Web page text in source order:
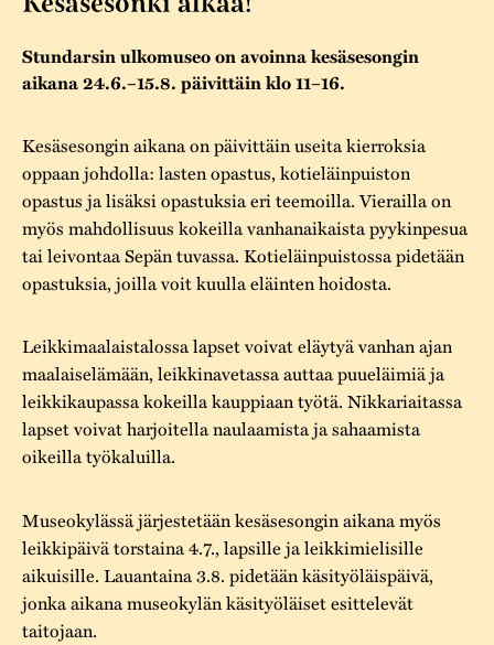
Saavutettavuus
Turvallisuus
Yhteystiedot
Rakennusperintö
Museopedagogiikka
Käsityö
Projektit
Markkinat
Vuoden Gunnar
Stundarsin ulkomuseo on avoinna kesäsesongin
aikana 24.6.–15.8. päivittäin klo 11–16.
Kesäsesongin aikana on päivittäin useita kierroksia
oppaan johdolla: lasten opastus, kotieläinpuiston
opastus ja lisäksi opastuksia eri teemoilla. Vierailla on
myös mahdollisuus kokeilla vanhanaikaista pyykinpesua
tai leivontaa Sepän tuvassa. Kotieläinpuistossa pidetään
opastuksia, joilla voit kuulla eläinten hoidosta.
Leikkimaalaistalossa lapset voivat eläytyä vanhan ajan
maalaiselämään, leikkinavetassa auttaa puueläimiä ja
leikkikaupassa kokeilla kauppiaan työtä. Nikkariaitassa
lapset voivat harjoitella naulaamista ja sahaamista
oikeilla työkaluilla.
Museokylässä järjestetään kesäsesongin aikana myös
leikkipäivä torstaina 4.7., lapsille ja leikkimielisille
aikuisille. Lauantaina 3.8. pidetään käsityöläispäivä,
jonka aikana museokylän käsityöläiset esittelevät
taitojaan.